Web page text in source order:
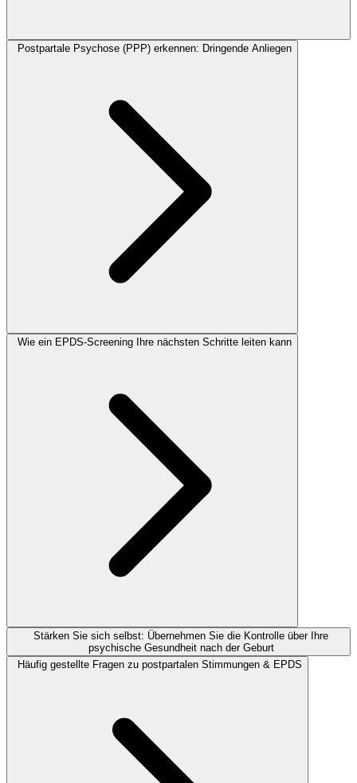
Postpartale Psychose (PPP) erkennen: Dringende Anliegen
Wie ein EPDS-Screening Ihre nächsten Schritte leiten kann
Stärken Sie sich selbst: Übernehmen Sie die Kontrolle über Ihre
psychische Gesundheit nach der Geburt
Häufig gestellte Fragen zu postpartalen Stimmungen & EPDS